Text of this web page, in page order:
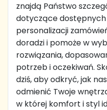
znajdą Państwo
dotyczące
personalizacji
doradzi i pomoże w
rozwiązania,
potrzeb i oczekiwań.
dziś, aby odkryć, jak
odmienić Twoje
w której komfort i styl